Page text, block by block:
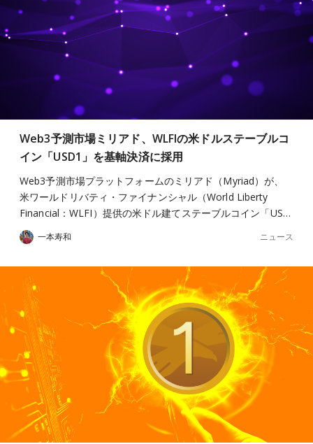
Web3予測市場ミリアド、WLFIの米ドルステーブルコ
イン「USD1」を基軸決済に採用
Web3予測市場プラットフォームのミリアド（Myriad）が、
米ワールドリバティ・ファイナンシャル（World Liberty
Financial：WLFI）提供の米ドル建てステーブルコイン「US…
一本寿和 ニュース